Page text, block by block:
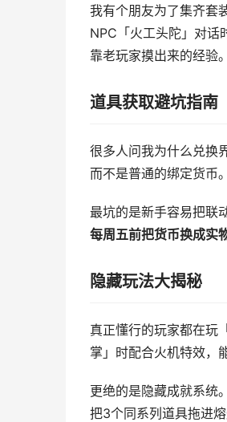
我有个朋友为了集齐套
NPC「火工头陀」对话
靠老玩家摸出来的经验。
道具获取避坑指南
很多人问我为什么兑
而不是普通的绑定货币
最坑的是新手容易把联
每周五前把货币换成实
隐藏玩法大揭秘
真正懂行的玩家都在
掌」时配合火机特效，
更绝的是隐藏成就系统
把3个同系列道具拖进